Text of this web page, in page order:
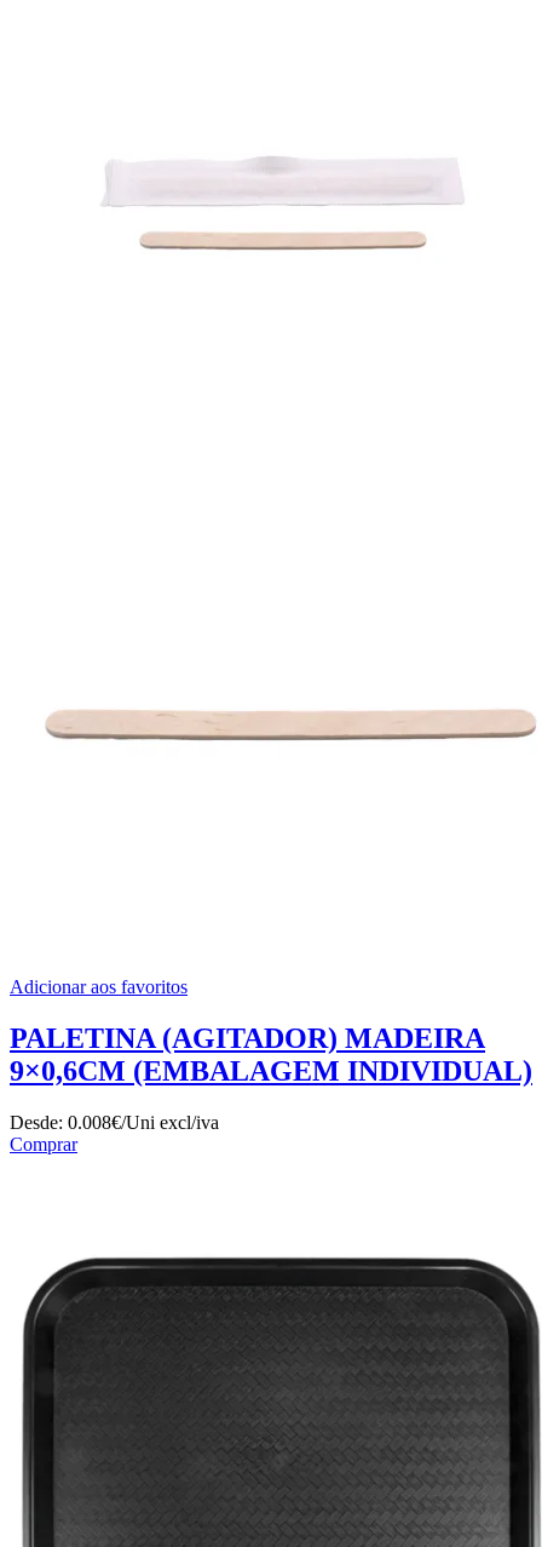
Adicionar aos favoritos
PALETINA (AGITADOR) MADEIRA
9×0,6CM (EMBALAGEM INDIVIDUAL)
Desde: 0.008€/Uni excl/iva
Comprar